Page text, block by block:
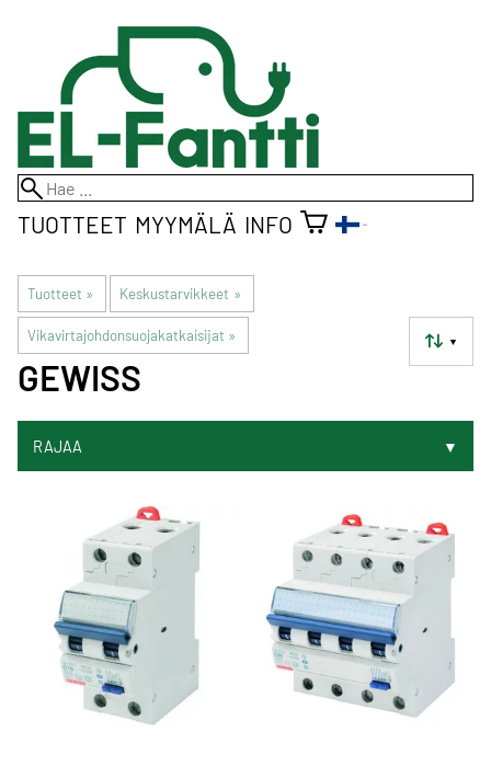
TUOTTEET MYYMÄLÄ INFO
Tuotteet ‪» Keskustarvikkeet ‪»
Vikavirtajohdonsuojakatkaisijat ‪» ▼
GEWISS
RAJAA ▼